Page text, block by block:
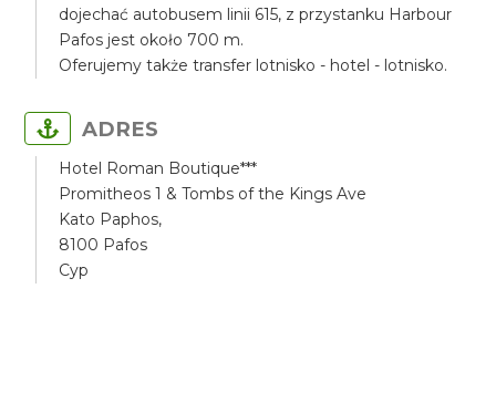
dojechać autobusem linii 615, z przystanku Harbour
Pafos jest około 700 m.
Oferujemy także transfer lotnisko - hotel - lotnisko.
ADRES
Hotel Roman Boutique***
Promitheos 1 & Tombs of the Kings Ave
Kato Paphos,
8100 Pafos
Cyp